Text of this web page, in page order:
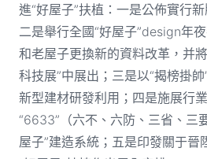
進“好屋子”扶植：一是公佈實行
二是舉行全國“好屋子”design年
和老屋子更換新的資料改革，并
科技展”中展出；三是以“揭榜掛
新型建材研發利用；四是施展行
“6633”（六不、六防、三省、三
屋子”建造系統；五是印發關于晉